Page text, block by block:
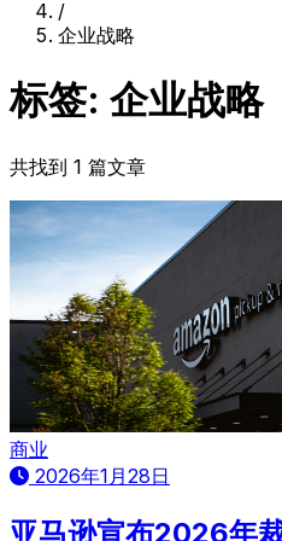
/
企业战略
标签: 企业战略
共找到 1 篇文章
商业
2026年1月28日
亚马逊宣布2026年